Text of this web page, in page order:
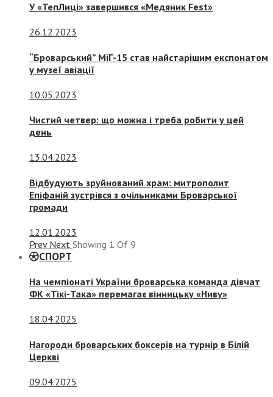
У «ТепЛиці» завершився «Медяник Fest»
26.12.2023
“Броварський” МіГ-15 став найстарішим експонатом
у музеї авіації
10.05.2023
Чистий четвер: що можна і треба робити у цей
день
13.04.2023
Відбудують зруйнований храм: митрополит
Епіфаній зустрівся з очільниками Броварської
громади
12.01.2023
Prev Next Showing 1 Of 9
СПОРТ
На чемпіонаті України броварська команда дівчат
ФК «Тікі-Така» перемагає вінницьку «Ниву»
18.04.2025
Нагороди броварських боксерів на турнір в Білій
Церкві
09.04.2025